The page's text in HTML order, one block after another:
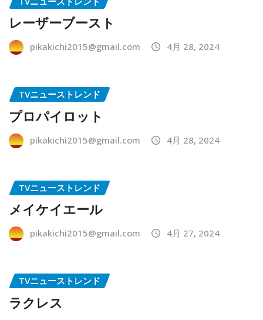
レーザーブースト
pikakichi2015@gmail.com 4月 28, 2024
TVニューストレンド
プロパイロット
pikakichi2015@gmail.com 4月 28, 2024
TVニューストレンド
メイケイエール
pikakichi2015@gmail.com 4月 27, 2024
TVニューストレンド
ラクレス